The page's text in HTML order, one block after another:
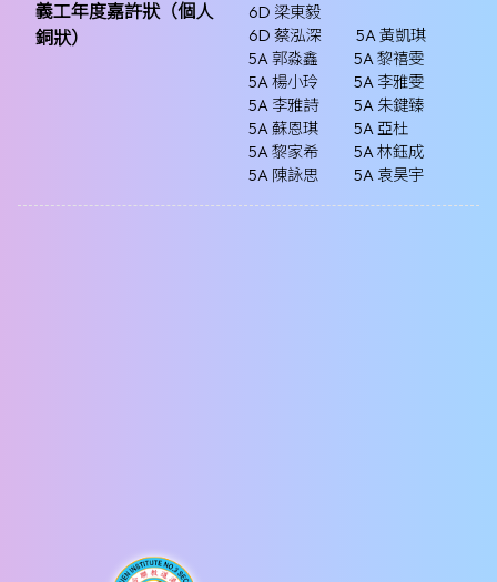
義工年度嘉許狀（個人
銅狀）
6D 梁東毅
6D 蔡泓深
5A 黃凱琪
5A 郭淼鑫
5A 黎禧雯
5A 楊小玲
5A 李雅雯
5A 李雅詩
5A 朱鍵臻
5A 蘇恩琪
5A 亞杜
5A 黎家希
5A 林鈺成
5A 陳詠思
5A 袁昊宇